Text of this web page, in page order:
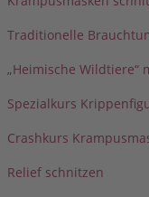
Traditionelle
„Heimische Wildtiere“
Spezialkurs
Crashkurs
Relief schnitzen